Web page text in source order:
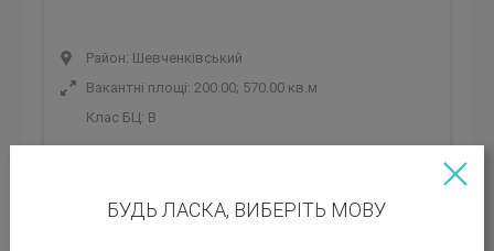
Район: Шевченківський
Вакантні площі: 200.00; 570.00 кв.м
Клас БЦ: B
БУДЬ ЛАСКА, ВИБЕРІТЬ МОВУ